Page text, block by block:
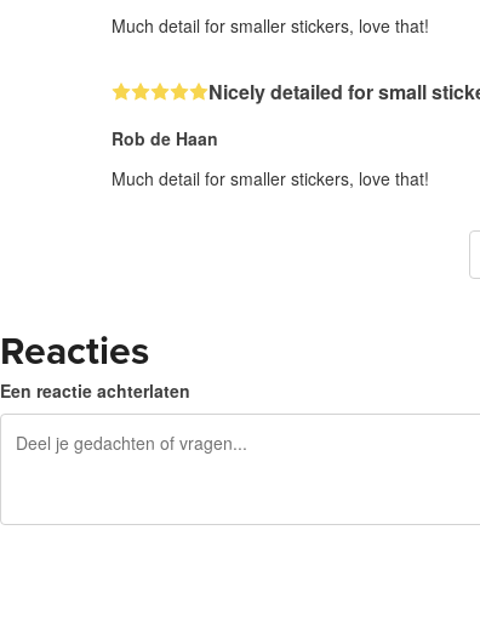
Much detail for smaller stickers, love that!
Nicely detailed for small
Rob de Haan
Much detail for smaller stickers, love that!
Reacties
Een reactie achterlaten